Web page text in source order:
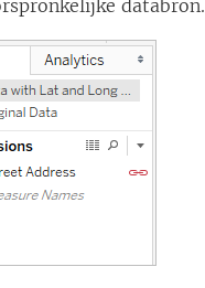
i
databron.